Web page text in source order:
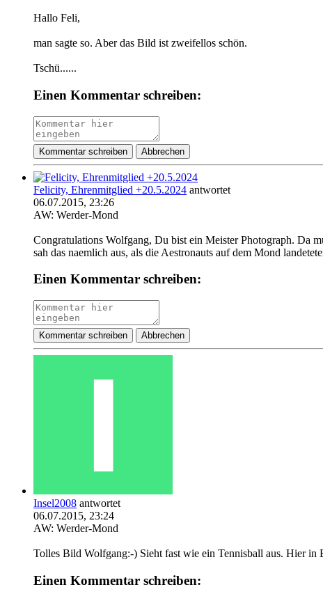
Hallo Feli,
man sagte so. Aber das Bild ist zweifellos schön.
Tschü......
Einen Kommentar schreiben:
Kommentar schreiben Abbrechen
Felicity, Ehrenmitglied +20.5.2024 antwortet
06.07.2015, 23:26
AW: Werder-Mond
Congratulations Wolfgang, Du bist ein Meister Photograph. Da
sah das naemlich aus, als die Aestronauts auf dem Mond
Einen Kommentar schreiben:
Kommentar schreiben Abbrechen
Insel2008 antwortet
06.07.2015, 23:24
AW: Werder-Mond
Tolles Bild Wolfgang:-) Sieht fast wie ein Tennisball aus. Hier
Einen Kommentar schreiben: